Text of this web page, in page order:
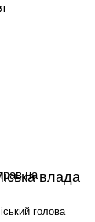
на влада
голова